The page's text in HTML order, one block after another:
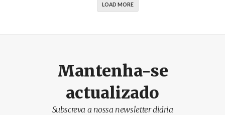
LOAD MORE
Mantenha-se
actualizado
Subscreva a nossa newsletter diária